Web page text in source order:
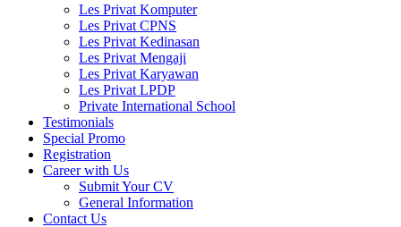
Les Privat Komputer
Les Privat CPNS
Les Privat Kedinasan
Les Privat Mengaji
Les Privat Karyawan
Les Privat LPDP
Private International School
Testimonials
Special Promo
Registration
Career with Us
Submit Your CV
General Information
Contact Us